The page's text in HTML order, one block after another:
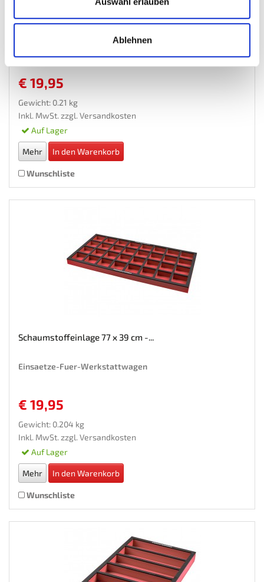
Ablehnen
Schaumstoffeinlage 77 x 39 cm -...
Einsaetze-Fuer-Werkstattwagen
€ 19,95
Gewicht: 0.21 kg
Inkl. MwSt. zzgl. Versandkosten
Auf Lager
Mehr In den Warenkorb
Wunschliste
Schaumstoffeinlage 77 x 39 cm -...
Einsaetze-Fuer-Werkstattwagen
€ 19,95
Gewicht: 0.204 kg
Inkl. MwSt. zzgl. Versandkosten
Auf Lager
Mehr In den Warenkorb
Wunschliste